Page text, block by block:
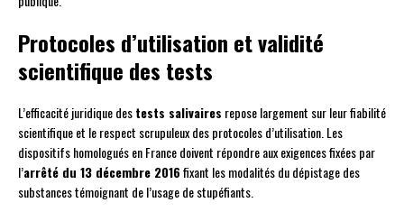
Protocoles d’utilisation et validité
scientifique des tests
L’efficacité juridique destests salivaires repose largement sur leur fiabilité
scientifique et le respect scrupuleux des protocoles d’utilisation. Les
dispositifs homologués en France doivent répondre aux exigences fixées par
l’arrêté du 13 décembre 2016fixant les modalités du dépistage des
substances témoignant de l’usage de stupéfiants.